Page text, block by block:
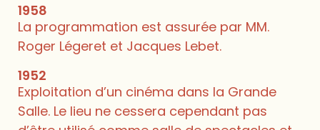
1958
La programmation est assurée par MM.
Roger Légeret et Jacques Lebet.
1952
Exploitation d’un cinéma dans la Grande
Salle. Le lieu ne cessera cependant pas